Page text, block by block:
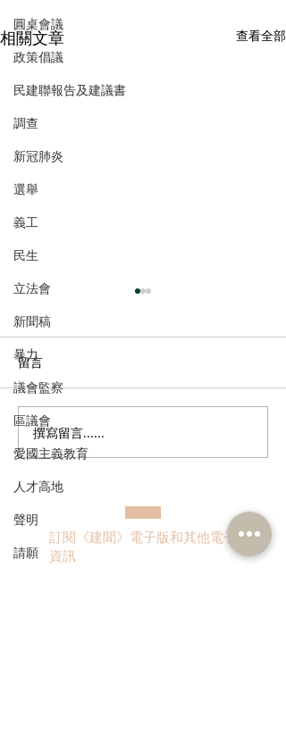
圓桌會議
政策倡議
民建聯報告及建議書
調查
新冠肺炎
選舉
義工
民生
立法會
新聞稿
暴力
議會監察
區議會
愛國主義教育
人才高地
聲明
請願
相關文章 查看全部
港區全國人大代表團考察
安徽涇縣，調研紅色文化
保護與非遺活態傳承
留言
撰寫留言......
訂閱《建聞》電子版和其他電子
資訊